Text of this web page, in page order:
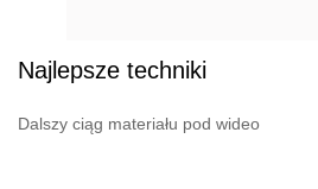
Najlepsze techniki
Dalszy ciąg materiału pod wideo